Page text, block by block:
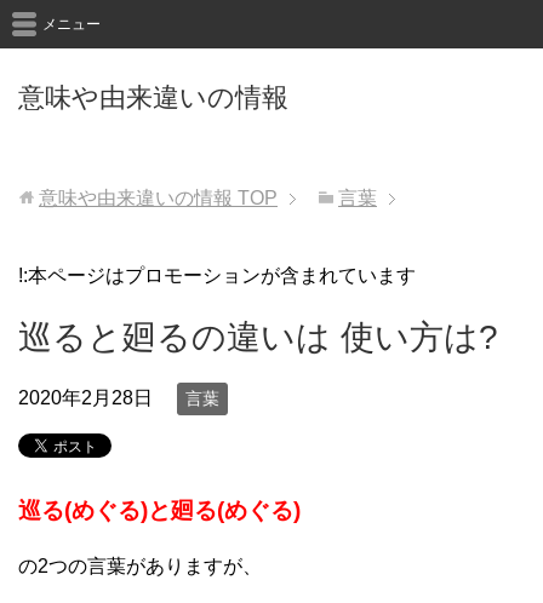
意味や由来違いの情報
メニュー
意味や由来違いの情報 TOP 言葉
!:本ページはプロモーションが含まれています
巡ると廻るの違いは 使い方は?
2020年2月28日 言葉
巡る(めぐる)と廻る(めぐる)
の2つの言葉がありますが、